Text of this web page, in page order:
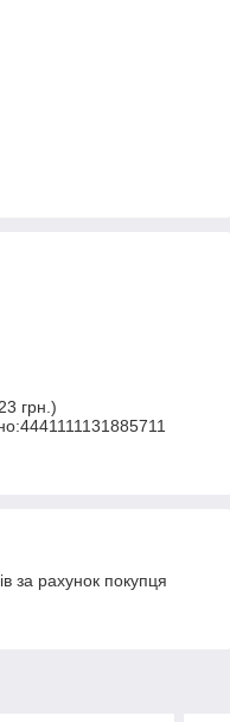
грн.)
за рахунок покупця